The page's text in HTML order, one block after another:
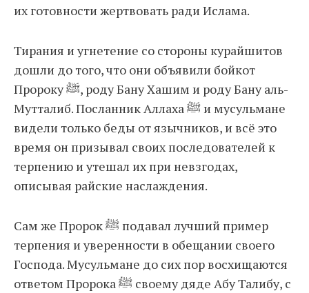
их готовности жертвовать ради Ислама.
Тирания и угнетение со стороны курайшитов
дошли до того, что они объявили бойкот
Пророку ﷺ, роду Бану Хашим и роду Бану аль-
Мутталиб. Посланник Аллаха ﷺ и мусульмане
видели только беды от язычников, и всё это
время он призывал своих последователей к
терпению и утешал их при невзгодах,
описывая райские наслаждения.
Сам же Пророк ﷺ подавал лучший пример
терпения и уверенности в обещании своего
Господа. Мусульмане до сих пор восхищаются
ответом Пророка ﷺ своему дяде Абу Талибу, с